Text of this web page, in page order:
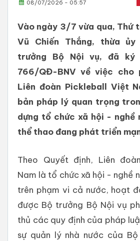
08/07/2026 - 05:57
Vào ngày 3/7 vừa qua, Thứ
Vũ Chiến Thắng, thừa
trưởng Bộ Nội vụ, đã ký
766/QĐ-BNV về việc cho
Liên đoàn Pickleball Việt
bản pháp lý quan trọng
dựng tổ chức xã hội - nghề
thể thao đang phát triển
Theo Quyết định, Liên
Nam là tổ chức xã hội - nghề
trên phạm vi cả nước, hoạt
được Bộ trưởng Bộ Nội vụ
thủ các quy định của pháp
sự quản lý nhà nước của